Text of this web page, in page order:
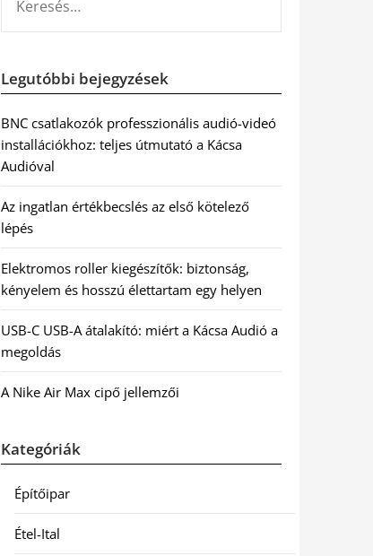
Legutóbbi bejegyzések
BNC csatlakozók professzionális audió-videó
installációkhoz: teljes útmutató a Kácsa
Audióval
Az ingatlan értékbecslés az első kötelező
lépés
Elektromos roller kiegészítők: biztonság,
kényelem és hosszú élettartam egy helyen
USB-C USB-A átalakító: miért a Kácsa Audió a
megoldás
A Nike Air Max cipő jellemzői
Kategóriák
Építőipar
Étel-Ital